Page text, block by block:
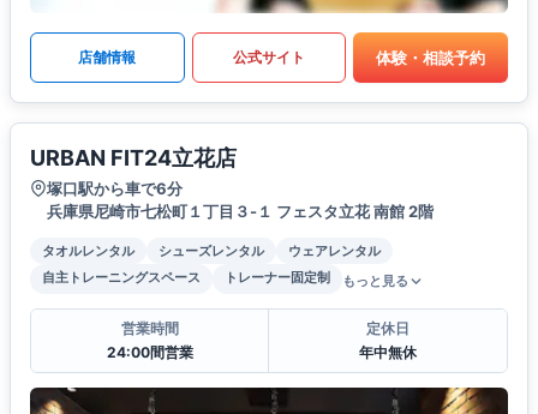
店舗情報 公式サイト 体験・相談予約
URBAN FIT24立花店
塚口駅から車で6分
兵庫県尼崎市七松町１丁目３-１ フェスタ立花 南館 2階
タオルレンタル シューズレンタル
ウェアレンタル
自主トレーニングスペース
トレーナー固定制 もっと見る
営業時間
24:00間営業
定休日
年中無休